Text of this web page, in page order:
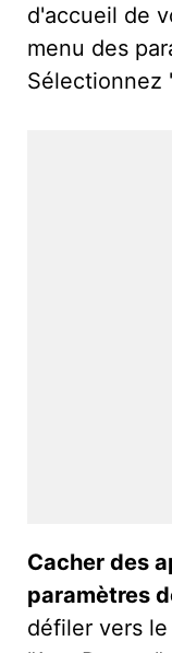
d'accueil de
menu des
Sélectionnez
Cacher des
paramètres
défiler vers